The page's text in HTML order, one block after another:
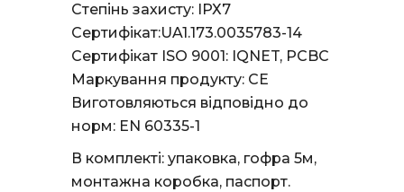
Степінь захисту: ІРХ7
Сертифікат:UA1.173.0035783-14
Сертифікат ISO 9001: IQNET, PCBC
Маркування продукту: СЕ
Виготовляються відповідно до
норм: EN 60335-1
В комплекті: упаковка, гофра 5м,
монтажна коробка, паспорт.